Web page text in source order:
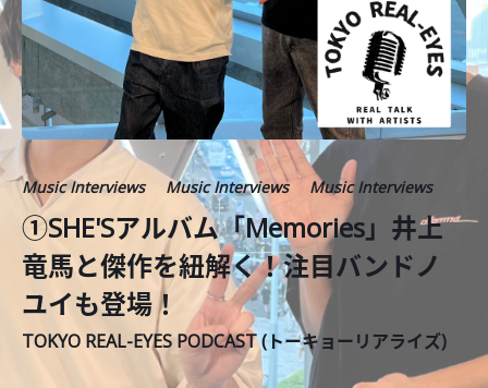
Music Interviews Music Interviews Music Interviews
①SHE'Sアルバム「Memories」井上
竜馬と傑作を紐解く！注目バンドノ
ユイも登場！
TOKYO REAL-EYES PODCAST (トーキョーリアライズ)